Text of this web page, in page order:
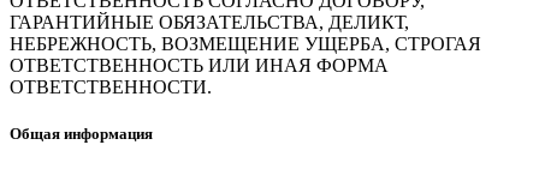
ГАРАНТИЙНЫЕ ОБЯЗАТЕЛЬСТВА, ДЕЛИКТ,
НЕБРЕЖНОСТЬ, ВОЗМЕЩЕНИЕ УЩЕРБА, СТРОГАЯ
ОТВЕТСТВЕННОСТЬ ИЛИ ИНАЯ ФОРМА
ОТВЕТСТВЕННОСТИ.
Общая информация